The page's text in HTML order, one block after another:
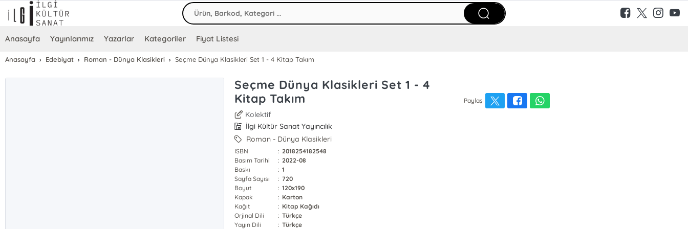
Anasayfa Yayınlarımız Yazarlar Kategoriler Fiyat Listesi
Anasayfa Edebiyat Roman - Dünya Klasikleri Seçme Dünya Klasikleri Set 1 - 4 Kitap Takım
Seçme Dünya Klasikleri Set 1 - 4
Kitap Takım
Kolektif
İlgi Kültür Sanat Yayıncılık
Roman - Dünya Klasikleri
ISBN : 2018254182548
Basım Tarihi
: 2022-08
Baskı
: 1
Sayfa Sayısı
: 720
Boyut
: 120x190
Kapak
: Karton
Kağıt
: Kitap Kağıdı
Orjinal Dili
: Türkçe
Yayın Dili
: Türkçe
Paylaş